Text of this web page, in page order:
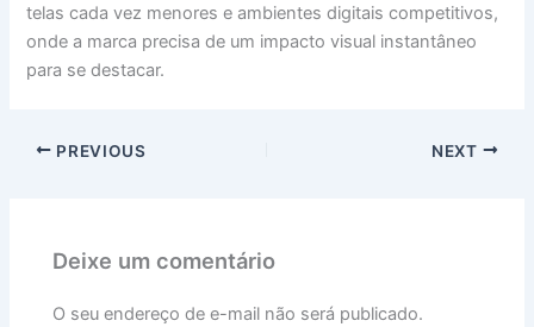
telas cada vez menores e ambientes digitais competitivos,
onde a marca precisa de um impacto visual instantâneo
para se destacar.
PREVIOUS NEXT
Deixe um comentário
O seu endereço de e-mail não será publicado.